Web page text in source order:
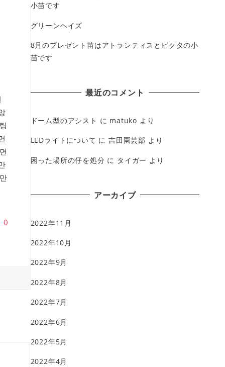
0
小苗です
グリーンヘイズ
8月のプレゼント苗はアトランティスとピクタの小
苗です
最近のコメント
ドーム型のアシスト に matuko より
LEDライトについて に吉田園芸部 より
困った場所の仔を処分 に タイガー より
アーカイブ
2022年11月
2022年10月
2022年9月
2022年8月
2022年7月
2022年6月
2022年5月
2022年4月